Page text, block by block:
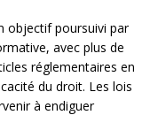
objectif poursuivi par
avec plus de
réglementaires en
du droit. Les lois
à endiguer